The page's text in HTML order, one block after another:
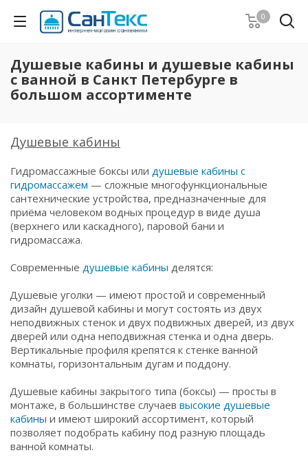
0
Душевые кабины и душевые кабины
с ванной в Санкт Петербурге в
большом ассортименте
Душевые кабины
Гидромассажные боксы или душевые кабины с
гидромассажем — сложные многофункциональные
сантехнические устройства, предназначенные для
приёма человеком водных процедур в виде душа
(верхнего или каскадного), паровой бани и
гидромассажа.
Современные душевые кабины делятся:
Душевые уголки — имеют простой и современный
дизайн душевой кабины и могут состоять из двух
неподвижных стенок и двух подвижных дверей, из двух
дверей или одна неподвижная стенка и одна дверь.
Вертикальные профиля крепятся к стенке ванной
комнаты, горизонтальным дугам и поддону.
Душевые кабины закрытого типа (боксы) — просты в
монтаже, в большинстве случаев высокие душевые
кабины и имеют широкий ассортимент, который
позволяет подобрать кабину под разную площадь
ванной комнаты.